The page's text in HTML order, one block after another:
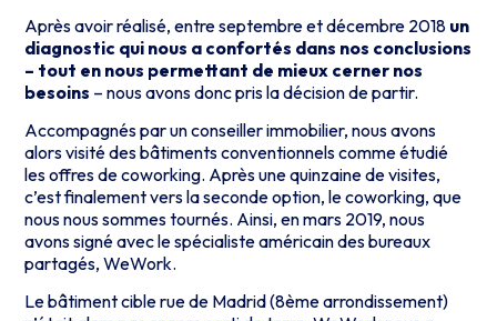
Après avoir réalisé, entre septembre et décembre 2018 un
diagnostic qui nous a confortés dans nos conclusions
– tout en nous permettant de mieux cerner nos
besoins – nous avons donc pris la décision de partir.
Accompagnés par un conseiller immobilier, nous avons
alors visité des bâtiments conventionnels comme étudié
les offres de coworking. Après une quinzaine de visites,
c’est finalement vers la seconde option, le coworking, que
nous nous sommes tournés. Ainsi, en mars 2019, nous
avons signé avec le spécialiste américain des bureaux
partagés, WeWork.
Le bâtiment cible rue de Madrid (8ème arrondissement)